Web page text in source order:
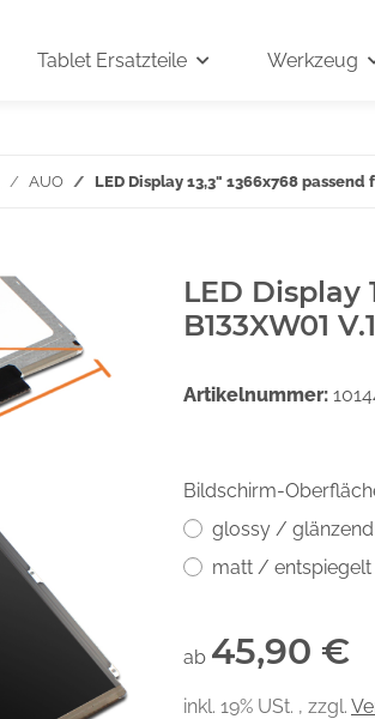
Tablet Ersatzteile Werkzeug
AUO LED Display 13,3" 1366x768 passend
LED Display
B133XW01 V.1
Artikelnummer:
Bildschirm-
glossy / glänzend
matt / entspiegelt
ab 45,90 €
inkl. 19% USt. , zzgl.